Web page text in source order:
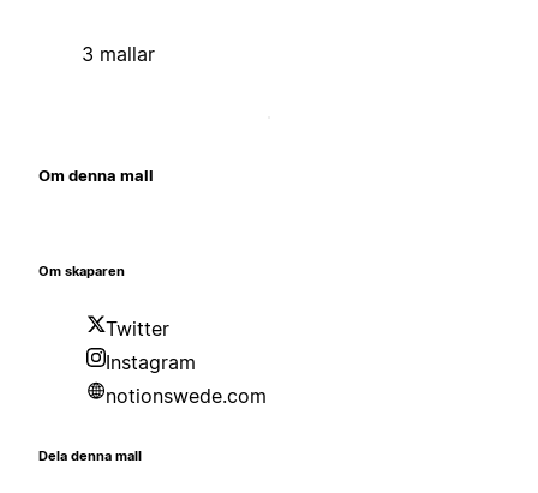
3 mallar
Om denna mall
Om skaparen
Twitter
Instagram
notionswede.com
Dela denna mall